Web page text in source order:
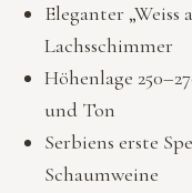
Eleganter
Lachsschimmer
Höhenlage
und Ton
Serbiens erste
Schaumweine